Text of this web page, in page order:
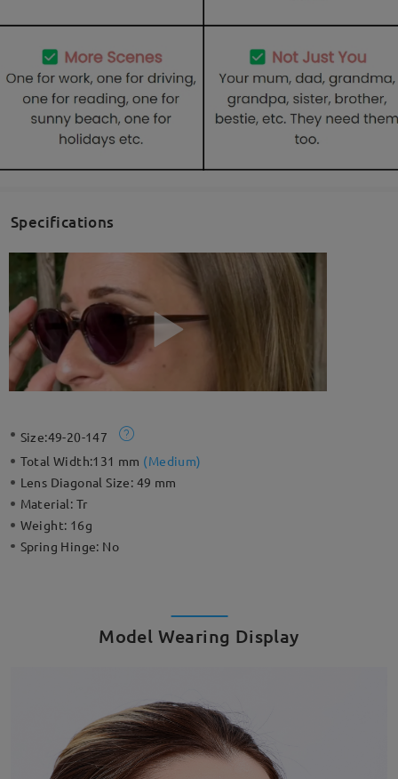
Specifications
Size:49-20-147
Total Width:131 mm (Medium)
Lens Diagonal Size: 49 mm
Material: Tr
Weight: 16g
Spring Hinge: No
Model Wearing Display